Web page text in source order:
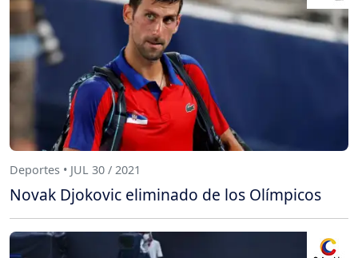
Deportes • JUL 30 / 2021
Novak Djokovic eliminado de los Olímpicos